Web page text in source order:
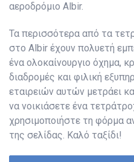
αεροδρόμιο Albir.
Τα περισσότερα από τα
στο Albir έχουν πολυετή
ένα ολοκαίνουργιο όχημα,
διαδρομές και φιλική
εταιρειών αυτών μετράει
να νοικιάσετε ένα
χρησιμοποιήστε τη φόρμα
της σελίδας. Καλό ταξίδι!